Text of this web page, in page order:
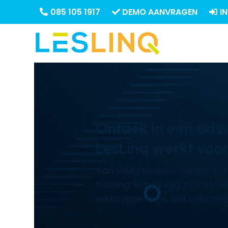
085 105 1917 DEMO AANVRAGEN
Ontdek in een
LesLinq werkt
Van veiligheidsinstructies
training eenvoudig maakt,
verkooppraatje, wel concrete